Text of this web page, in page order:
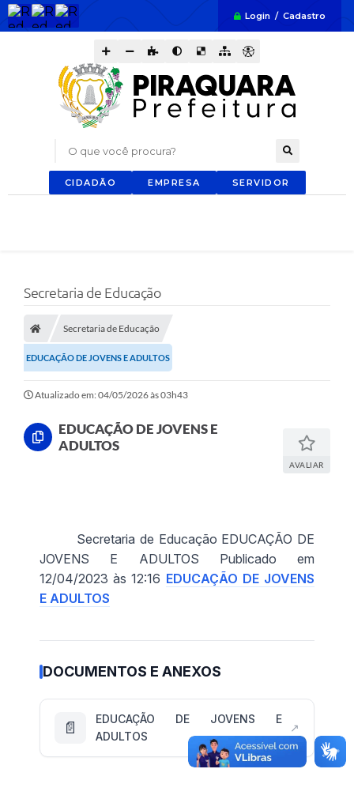
Login / Cadastro
O que você procura?
CIDADÃO EMPRESA SERVIDOR
Secretaria de Educação
Secretaria de Educação
EDUCAÇÃO DE JOVENS E ADULTOS
Atualizado em: 04/05/2026 às 03h43
EDUCAÇÃO DE JOVENS E
ADULTOS
AVALIAR
Secretaria de Educação EDUCAÇÃO DE
JOVENS E ADULTOS Publicado em
12/04/2023 às 12:16 EDUCAÇÃO DE JOVENS
E ADULTOS
DOCUMENTOS E ANEXOS
📄
EDUCAÇÃO DE JOVENS E
ADULTOS
↗